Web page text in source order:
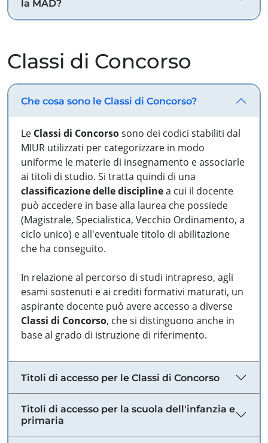
la MAD?
Classi di Concorso
Che cosa sono le Classi di Concorso?
Le Classi di Concorsosono dei codici stabiliti dal
MIUR utilizzati per categorizzare in modo
uniforme le materie di insegnamento e associarle
ai titoli di studio. Si tratta quindi di una
classificazione delle disciplinea cui il docente
può accedere in base alla laurea che possiede
(Magistrale, Specialistica, Vecchio Ordinamento, a
ciclo unico) e all'eventuale titolo di abilitazione
che ha conseguito.
In relazione al percorso di studi intrapreso, agli
esami sostenuti e ai crediti formativi maturati, un
aspirante docente può avere accesso a diverse
Classi di Concorso, che si distinguono anche in
base al grado di istruzione di riferimento.
Titoli di accesso per le Classi di Concorso
Titoli di accesso per la scuola dell'infanzia e
primaria